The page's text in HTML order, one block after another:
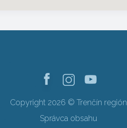
Copyright 2026 © Trenčín región
Správca obsahu